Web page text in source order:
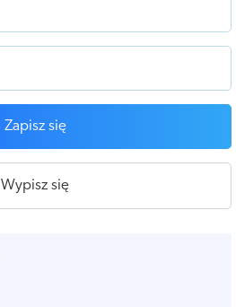
Zapisz się
Wypisz się